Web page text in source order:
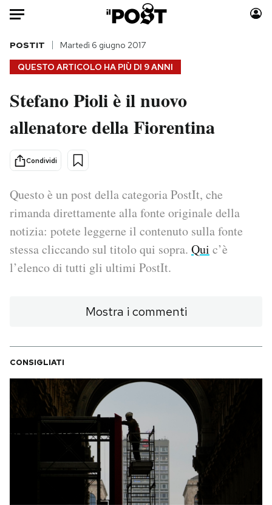
Auto
HOME
Italia
Politica
Tecnologia
Internet
Scienza
Cultura
Moda
Consumismi
Media
Europa
I MIEI PREFERITI
SHOP
AREA PERSONALE
QUESTO ARTICOLO HA PIÙ DI 9 ANNI
POSTIT Martedì 6 giugno 2017
Stefano Pioli è il nuovo
allenatore della Fiorentina
Condividi
Questo è un post della categoria PostIt, che
rimanda direttamente alla fonte originale della
notizia: potete leggerne il contenuto sulla fonte
stessa cliccando sul titolo qui sopra. Qui c’è
l’elenco di tutti gli ultimi PostIt.
Mostra i commenti
CONSIGLIATI